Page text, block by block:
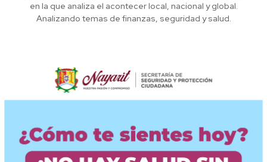
en la que analiza el acontecer local, nacional y global.
Analizando temas de finanzas, seguridad y salud.